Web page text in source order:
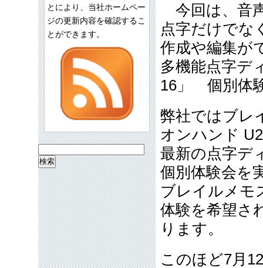
今回は、音
点字だけでな
作成や編集が
多機能点字デ
16」 個別体
弊社ではブレ
オンハンド
最新の点字デ
個別体験会を
ブレイルメモ
体験を希望さ
ります。
このほど7月
とにより、当社ホームペー
ジの更新内容を確認するこ
とができます。
索: